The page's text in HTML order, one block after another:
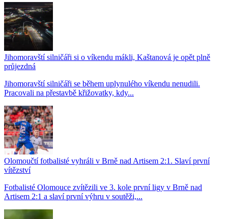
Jihomoravští silničáři si o víkendu mákli, Kaštanová je opět plně
průjezdná
Jihomoravští silničáři se během uplynulého víkendu nenudili.
Pracovali na přestavbě křižovatky, kdy...
Olomoučtí fotbalisté vyhráli v Brně nad Artisem 2:1. Slaví první
vítězství
Fotbalisté Olomouce zvítězili ve 3. kole první ligy v Brně nad
Artisem 2:1 a slaví první výhru v soutěži,...